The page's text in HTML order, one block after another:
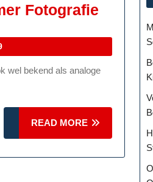
Fotografie
READ MORE
MORE